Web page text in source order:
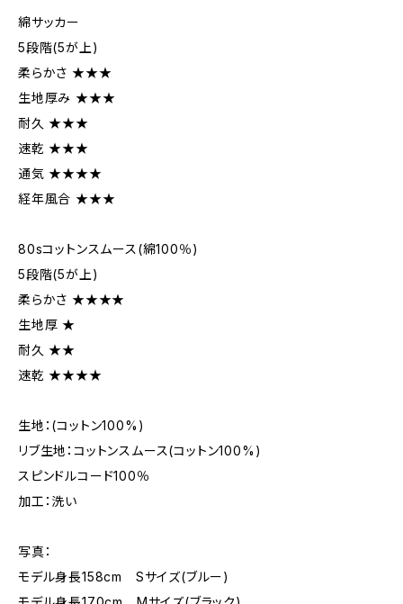
綿サッカー
5段階(5が上)
柔らかさ ★★★
生地厚み ★★★
耐久 ★★★
速乾 ★★★
通気 ★★★★
経年風合 ★★★
80sコットンスムース(綿100％)
5段階(5が上)
柔らかさ ★★★★
生地厚 ★
耐久 ★★
速乾 ★★★★
生地：(コットン100%)
リブ生地：コットンスムース(コットン100%)
スピンドルコード100％
加工：洗い
写真：
モデル身長158cm Sサイズ(ブルー)